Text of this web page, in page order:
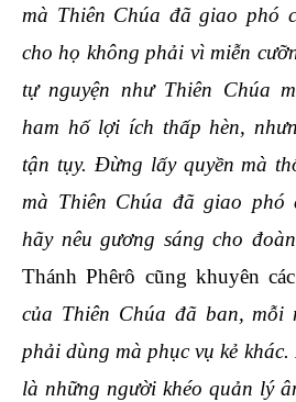
mà Thiên Chúa đã giao phó
cho họ không phải vì miễn
tự nguyện như Thiên Chúa
ham hố lợi ích thấp hèn,
tận tụy. Đừng lấy quyền mà
mà Thiên Chúa đã giao phó
hãy nêu gương sáng cho
Thánh Phêrô cũng khuyên
của Thiên Chúa đã ban, mỗi
phải dùng mà phục vụ kẻ
là những người khéo quản lý